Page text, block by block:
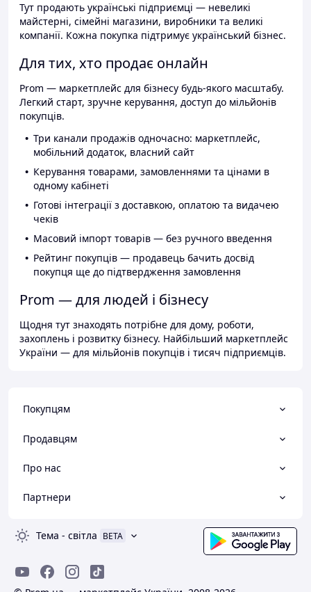
Тут продають українські підприємці — невеликі
майстерні, сімейні магазини, виробники та великі
компанії. Кожна покупка підтримує український бізнес.
Для тих, хто продає онлайн
Prom — маркетплейс для бізнесу будь-якого масштабу.
Легкий старт, зручне керування, доступ до мільйонів
покупців.
Три канали продажів одночасно: маркетплейс,
мобільний додаток, власний сайт
Керування товарами, замовленнями та цінами в
одному кабінеті
Готові інтеграції з доставкою, оплатою та видачею
чеків
Масовий імпорт товарів — без ручного введення
Рейтинг покупців — продавець бачить досвід
покупця ще до підтвердження замовлення
Prom — для людей і бізнесу
Щодня тут знаходять потрібне для дому, роботи,
захоплень і розвитку бізнесу. Найбільший маркетплейс
України — для мільйонів покупців і тисяч підприємців.
Покупцям
Продавцям
Про нас
Партнери
Тема - світла BETA